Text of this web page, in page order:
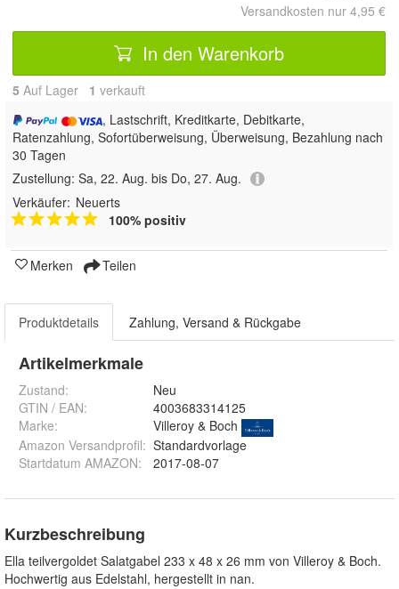
Versandkosten nur 4,95 €
In den Warenkorb
5 Auf Lager 1 verkauft
, Lastschrift, Kreditkarte, Debitkarte,
Ratenzahlung, Sofortüberweisung, Überweisung, Bezahlung nach
30 Tagen
Zustellung: Sa, 22. Aug. bis Do, 27. Aug.
Verkäufer: Neuerts
100% positiv
Merken Teilen
Produktdetails Zahlung, Versand & Rückgabe
Artikelmerkmale
Zustand:
Neu
GTIN / EAN:
4003683314125
Marke:
Villeroy & Boch
Amazon Versandprofil: Standardvorlage
Startdatum AMAZON: 2017-08-07
Kurzbeschreibung
Ella teilvergoldet Salatgabel 233 x 48 x 26 mm von Villeroy & Boch.
Hochwertig aus Edelstahl, hergestellt in nan.